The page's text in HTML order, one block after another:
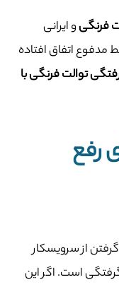
فرنگیو ایرانی
مدفوع اتفاق افتاده
توالت فرنگی با
رفع
از سرویسکار
است. اگر این